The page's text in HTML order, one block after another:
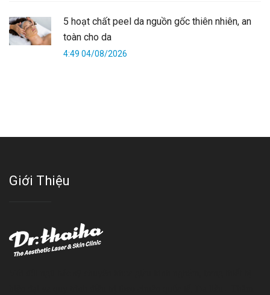
5 hoạt chất peel da nguồn gốc thiên nhiên, an
toàn cho da
4:49 04/08/2026
Giới Thiệu